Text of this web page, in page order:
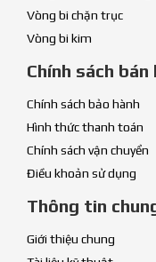
Vòng bi chặn trục
Vòng bi kim
Chính sách bán
Chính sách bảo hành
Hình thức thanh toán
Chính sách vận chuyển
Điều khoản sử dụng
Thông tin
Giới thiệu chung